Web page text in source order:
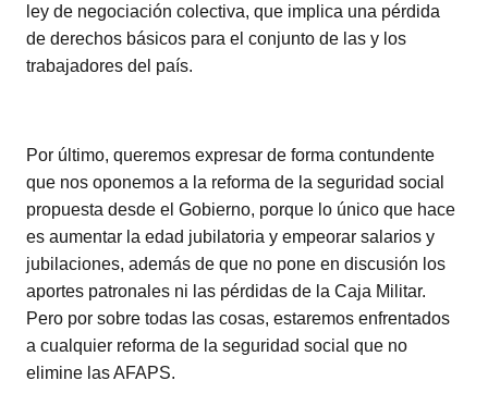
ley de negociación colectiva, que implica una pérdida
de derechos básicos para el conjunto de las y los
trabajadores del país.
Por último, queremos expresar de forma contundente
que nos oponemos a la reforma de la seguridad social
propuesta desde el Gobierno, porque lo único que hace
es aumentar la edad jubilatoria y empeorar salarios y
jubilaciones, además de que no pone en discusión los
aportes patronales ni las pérdidas de la Caja Militar.
Pero por sobre todas las cosas, estaremos enfrentados
a cualquier reforma de la seguridad social que no
elimine las AFAPS.